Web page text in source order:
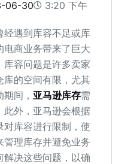
06-30 3:20 下午
经遇到库容不足或库
商业务带来了巨大
库容问题是许多卖家
库的空间有限，尤其
期间，亚马逊库存需
此外，亚马逊会根据
库容进行限制，使
理库存并避免业务
解决这些问题，以确